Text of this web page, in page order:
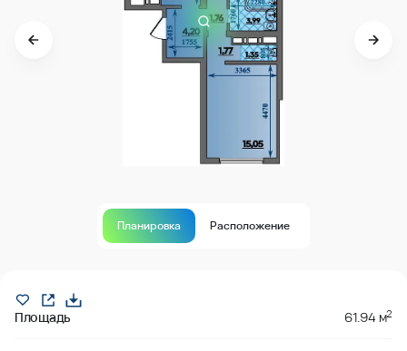
Планировка Расположение
Площадь 61.94 м2